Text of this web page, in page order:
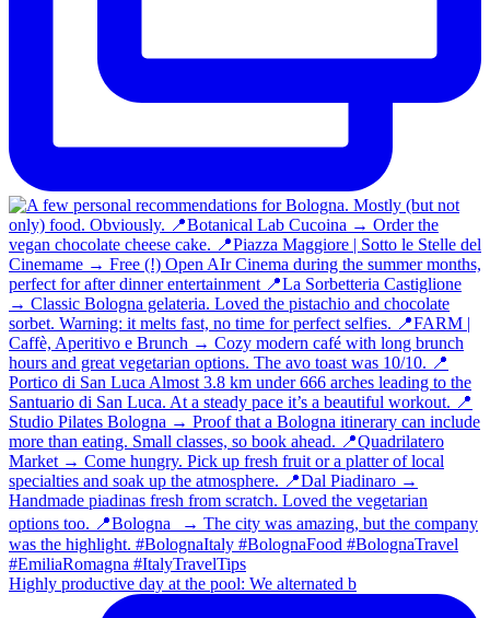
Highly productive day at the pool: We alternated b